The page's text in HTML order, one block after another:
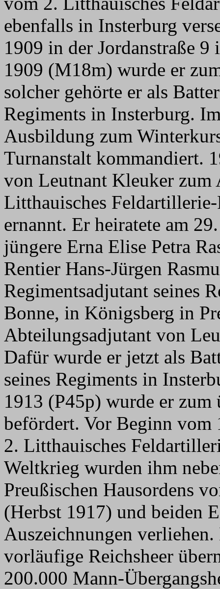
ebenfalls in Insterburg
1909 in der Jordanstraße
1909 (M18m) wurde er
solcher gehörte er als
Regiments in Insterburg.
Ausbildung zum
Turnanstalt kommandiert.
von Leutnant Kleuker
Litthauisches
ernannt. Er heiratete am
jüngere Erna Elise Petra
Rentier Hans-Jürgen
Regimentsadjutant seines
Bonne, in Königsberg in
Abteilungsadjutant von
Dafür wurde er jetzt als
seines Regiments in
1913 (P45p) wurde er
befördert. Vor Beginn vom
2. Litthauisches
Weltkrieg wurden ihm
Preußischen Hausordens
(Herbst 1917) und beiden
Auszeichnungen
vorläufige Reichsheer
200.000 Mann-